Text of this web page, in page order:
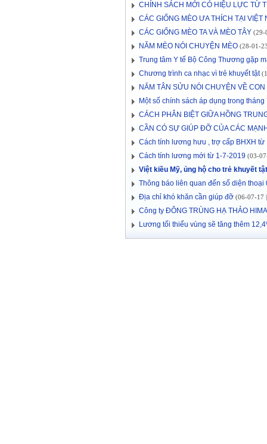
CHÍNH SÁCH MỚI CÓ HIỆU LỰC TỪ
CÁC GIỐNG MÈO ƯA THÍCH TẠI VIỆT
CÁC GIỐNG MÈO TA VÀ MÈO TÂY (29-
NĂM MÈO NÓI CHUYỆN MÈO (28-01-
Trung tâm Y tế Bộ Công Thương gặp
Chương trình ca nhạc vì trẻ khuyết tật
NẮM TÂN SỬU NÓI CHUYỆN VỀ CON
Một số chính sách áp dụng trong
CÁCH PHÂN BIỆT GIỮA HỒNG
CẦN CÓ SỰ GIÚP ĐỠ CỦA CÁC
Cách tính lương hưu , trợ cấp BHXH từ
Cách tính lương mới từ 1-7-2019 (03-
Việt kiều Mỹ, ủng hộ cho trẻ khuyết
Thông báo liên quan đến số diện thoại
Địa chỉ khó khăn cần giúp đỡ (06-07-17
Công ty ĐÔNG TRÙNG HẠ THẢO
Lương tối thiểu vùng sẽ tăng thêm